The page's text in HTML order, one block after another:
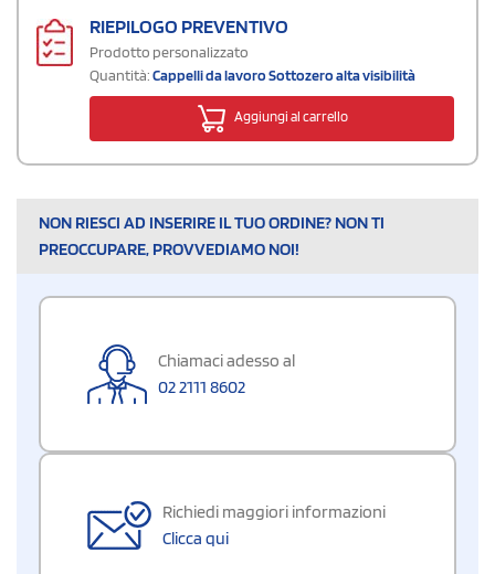
RIEPILOGO PREVENTIVO
Prodotto personalizzato
Quantità:Cappelli da lavoro Sottozero alta visibilità
Aggiungi al carrello
NON RIESCI AD INSERIRE IL TUO ORDINE? NON TI
PREOCCUPARE, PROVVEDIAMO NOI!
Chiamaci adesso al
02 2111 8602
Richiedi maggiori informazioni
Clicca qui